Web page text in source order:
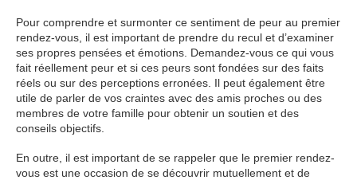
Pour comprendre et surmonter ce sentiment de peur au premier
rendez-vous, il est important de prendre du recul et d’examiner
ses propres pensées et émotions. Demandez-vous ce qui vous
fait réellement peur et si ces peurs sont fondées sur des faits
réels ou sur des perceptions erronées. Il peut également être
utile de parler de vos craintes avec des amis proches ou des
membres de votre famille pour obtenir un soutien et des
conseils objectifs.
En outre, il est important de se rappeler que le premier rendez-
vous est une occasion de se découvrir mutuellement et de